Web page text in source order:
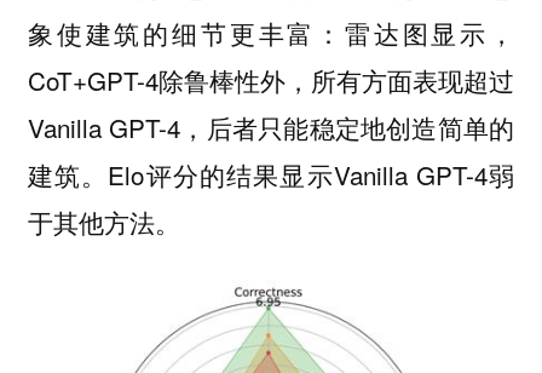
象使建筑的细节更丰富：雷达图显示，
CoT+GPT-4除鲁棒性外，所有方面表现超过
Vanilla GPT-4，后者只能稳定地创造简单的
建筑。Elo评分的结果显示Vanilla GPT-4弱
于其他方法。